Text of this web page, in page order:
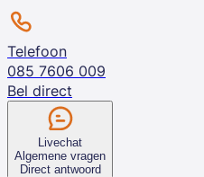
Telefoon
085 7606 009
Bel direct
Livechat
Algemene vragen
Direct antwoord